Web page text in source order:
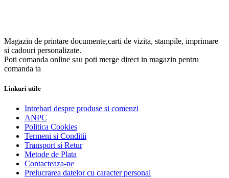
Magazin de printare documente,carti de vizita, stampile, imprimare
si cadouri personalizate.
Poti comanda online sau poti merge direct in magazin pentru
comanda ta
Linkuri utile
Intrebari despre produse si comenzi
ANPC
Politica Cookies
Termeni si Conditii
Transport si Retur
Metode de Plata
Contacteaza-ne
Prelucrarea datelor cu caracter personal